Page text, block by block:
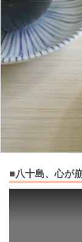
■八十島、心が